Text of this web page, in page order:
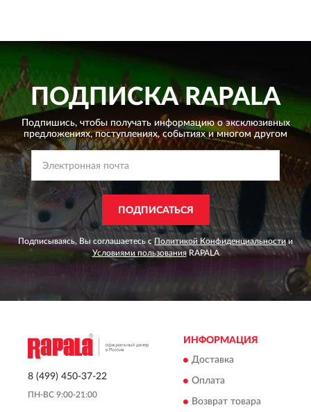
ПОДПИСКАRAPALA
Подпишись, чтобы получать информацию о эксклюзивных
предложениях,поступлениях, событиях и многом другом
ПОДПИСАТЬСЯ
Подписываясь, Вы соглашаетесь сПолитикой Конфиденциальности и
Условиями пользованияRAPALA
8 (499) 450-37-22
ПН-ВС 9:00-21:00
ИНФОРМАЦИЯ
Доставка
Оплата
Возврат товара